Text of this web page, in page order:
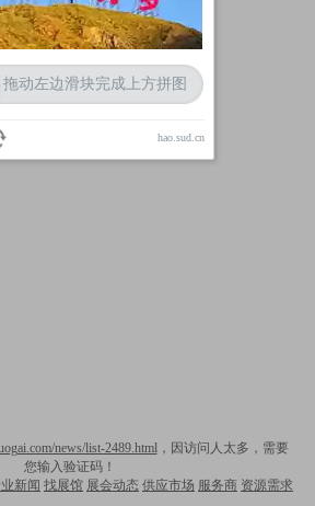
news/list-2489.html，因访问人太多，需要
您输入验证码！
新闻 找展馆 展会动态 供应市场 服务商 资源需求
拖动左边滑块完成上方拼图
hao.sud.cn